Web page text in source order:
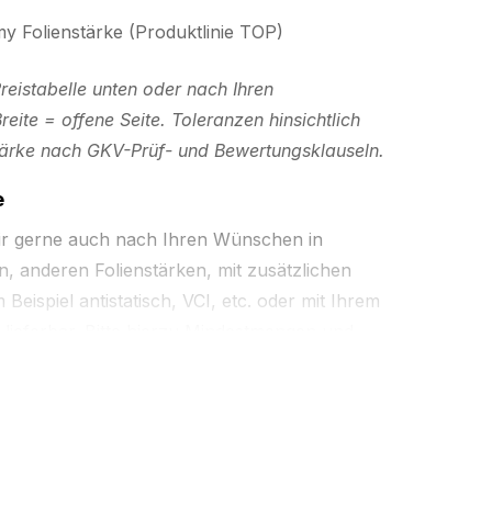
Folienstärke (Produktlinie TOP)
unten oder nach Ihren
= offene Seite. Toleranzen hinsichtlich
nach GKV-Prüf- und Bewertungsklauseln.
gerne auch nach Ihren Wünschen in
anderen Folienstärken, mit zusätzlichen
Beispiel antistatisch, VCI, etc. oder mit Ihrem